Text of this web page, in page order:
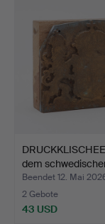
dem
Reichs…
Beendet 12. Mai
2 Gebote
43 USD